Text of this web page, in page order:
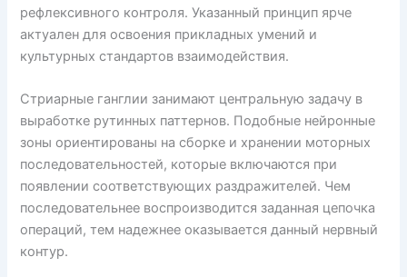
рефлексивного контроля. Указанный принцип ярче
актуален для освоения прикладных умений и
культурных стандартов взаимодействия.
Стриарные ганглии занимают центральную задачу в
выработке рутинных паттернов. Подобные нейронные
зоны ориентированы на сборке и хранении моторных
последовательностей, которые включаются при
появлении соответствующих раздражителей. Чем
последовательнее воспроизводится заданная цепочка
операций, тем надежнее оказывается данный нервный
контур.